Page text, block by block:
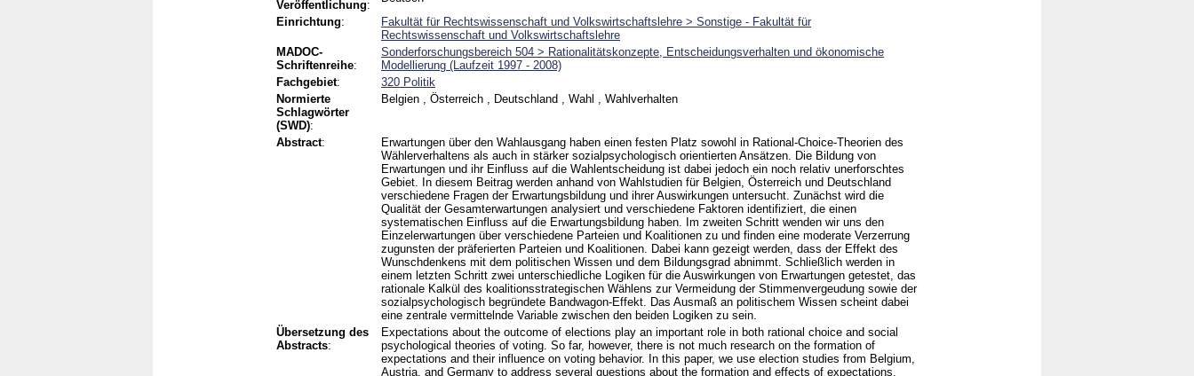
Veröffentlichung:
Einrichtung:
Fakultät für Rechtswissenschaft und Volkswirtschaftslehre > Sonstige - Fakultät für
Rechtswissenschaft und Volkswirtschaftslehre
MADOC-
Schriftenreihe:
Sonderforschungsbereich 504 > Rationalitätskonzepte, Entscheidungsverhalten und ökonomische
Modellierung (Laufzeit 1997 - 2008)
Fachgebiet:
320 Politik
Normierte
Schlagwörter
(SWD):
Belgien , Österreich , Deutschland , Wahl , Wahlverhalten
Abstract:
Erwartungen über den Wahlausgang haben einen festen Platz sowohl in Rational-Choice-Theorien des
Wählerverhaltens als auch in stärker sozialpsychologisch orientierten Ansätzen. Die Bildung von
Erwartungen und ihr Einfluss auf die Wahlentscheidung ist dabei jedoch ein noch relativ unerforschtes
Gebiet. In diesem Beitrag werden anhand von Wahlstudien für Belgien, Österreich und Deutschland
verschiedene Fragen der Erwartungsbildung und ihrer Auswirkungen untersucht. Zunächst wird die
Qualität der Gesamterwartungen analysiert und verschiedene Faktoren identifiziert, die einen
systematischen Einfluss auf die Erwartungsbildung haben. Im zweiten Schritt wenden wir uns den
Einzelerwartungen über verschiedene Parteien und Koalitionen zu und finden eine moderate Verzerrung
zugunsten der präferierten Parteien und Koalitionen. Dabei kann gezeigt werden, dass der Effekt des
Wunschdenkens mit dem politischen Wissen und dem Bildungsgrad abnimmt. Schließlich werden in
einem letzten Schritt zwei unterschiedliche Logiken für die Auswirkungen von Erwartungen getestet, das
rationale Kalkül des koalitionsstrategischen Wählens zur Vermeidung der Stimmenvergeudung sowie der
sozialpsychologisch begründete Bandwagon-Effekt. Das Ausmaß an politischem Wissen scheint dabei
eine zentrale vermittelnde Variable zwischen den beiden Logiken zu sein.
Übersetzung des
Abstracts:
Expectations about the outcome of elections play an important role in both rational choice and social
psychological theories of voting. So far, however, there is not much research on the formation of
expectations and their influence on voting behavior. In this paper, we use election studies from Belgium,
Austria, and Germany to address several questions about the formation and effects of expectations.